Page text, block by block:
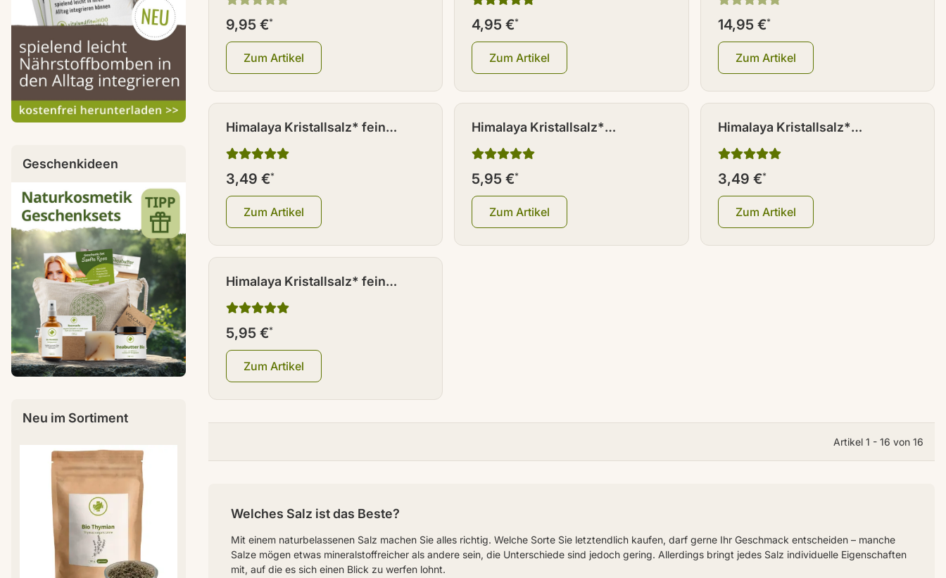
Welches Salz ist das Beste?
Mit einem naturbelassenen Salz machen Sie alles richtig. Welche Sorte Sie letztendlich kaufen, darf gerne Ihr Geschmack entscheiden – manche
Salze mögen etwas mineralstoffreicher als andere sein, die Unterschiede sind jedoch gering. Allerdings bringt jedes Salz individuelle Eigenschaften
mit, auf die es sich einen Blick zu werfen lohnt.
9,95 €*
Zum Artikel
4,95 €*
Zum Artikel
14,95 €*
Zum Artikel
Himalaya Kristallsalz* fein
gemahlen 500 g
3,49 €*
Zum Artikel
Himalaya Kristallsalz*
grobkörnig 1000g
5,95 €*
Zum Artikel
Himalaya Kristallsalz*
grobkörnig 500 g
3,49 €*
Zum Artikel
Himalaya Kristallsalz* fein
gemahlen 1000 g
5,95 €*
Zum Artikel
Artikel 1 - 16 von 16
Geschenkideen
Neu im Sortiment